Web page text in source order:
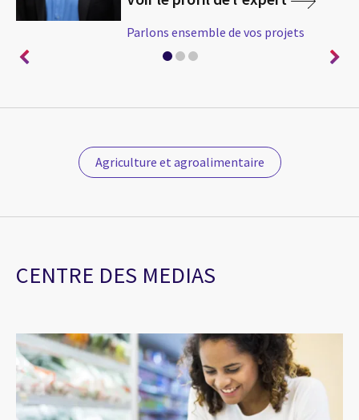
Parlons ensemble de vos projets
Agriculture et agroalimentaire
CENTRE DES MEDIAS